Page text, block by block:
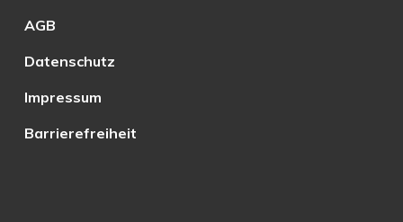
AGB
Datenschutz
Impressum
Barrierefreiheit